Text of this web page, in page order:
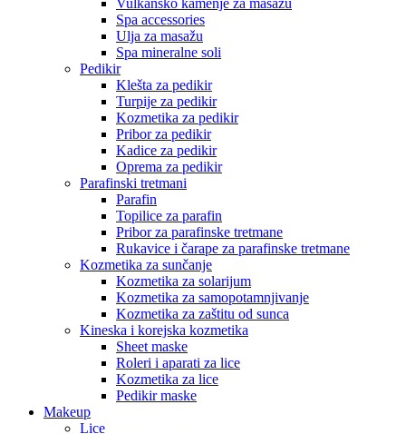
Spa accessories
Ulja za masažu
Spa mineralne soli
Pedikir
Klešta za pedikir
Turpije za pedikir
Kozmetika za pedikir
Pribor za pedikir
Kadice za pedikir
Oprema za pedikir
Parafinski tretmani
Parafin
Topilice za parafin
Pribor za parafinske tretmane
Rukavice i čarape za parafinske tretmane
Kozmetika za sunčanje
Kozmetika za solarijum
Kozmetika za samopotamnjivanje
Kozmetika za zaštitu od sunca
Kineska i korejska kozmetika
Sheet maske
Roleri i aparati za lice
Kozmetika za lice
Pedikir maske
Makeup
Lice